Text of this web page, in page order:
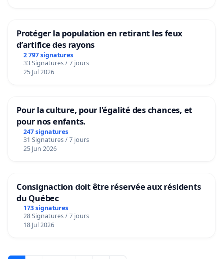
Protéger la population en retirant les feux
d’artifice des rayons
2 797 signatures
33 Signatures / 7 jours
25 Jul 2026
Pour la culture, pour l'égalité des chances, et
pour nos enfants.
247 signatures
31 Signatures / 7 jours
25 Jun 2026
Consignaction doit être réservée aux résidents
du Québec
173 signatures
28 Signatures / 7 jours
18 Jul 2026